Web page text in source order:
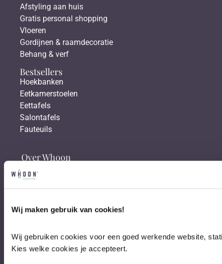
Wij maken gebruik van cookies!
Wij gebruiken cookies voor een goed werkende website,
Kies welke cookies je accepteert.
Afstyling aan huis
Gratis personal shopping
Vloeren
Gordijnen & raamdecoratie
Behang & verf
Bestsellers
Hoekbanken
Eetkamerstoelen
Eettafels
Salontafels
Fauteuils
Over Whoon
Showroom
Binnenkijken bij
Interieurblog
In de media
Werken bij Whoon